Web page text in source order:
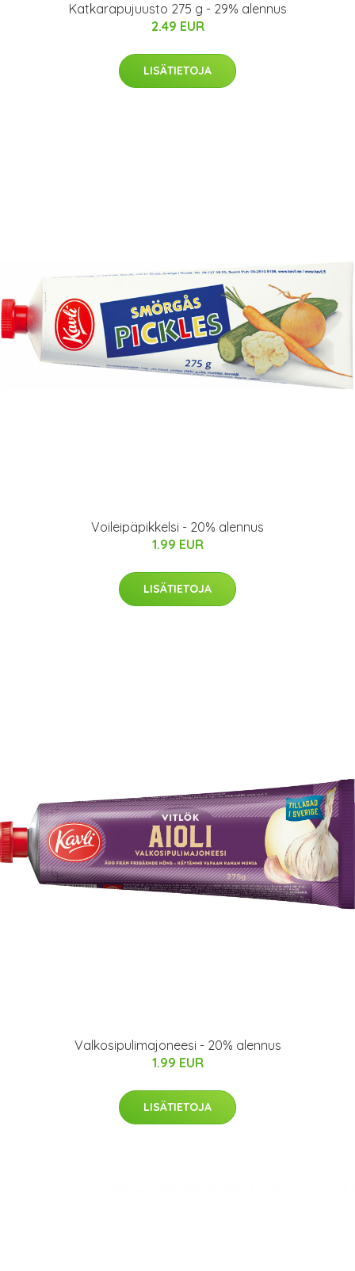
Katkarapujuusto 275 g - 29% alennus
2.49 EUR
LISÄTIETOJA
Voileipäpikkelsi - 20% alennus
1.99 EUR
LISÄTIETOJA
Valkosipulimajoneesi - 20% alennus
1.99 EUR
LISÄTIETOJA